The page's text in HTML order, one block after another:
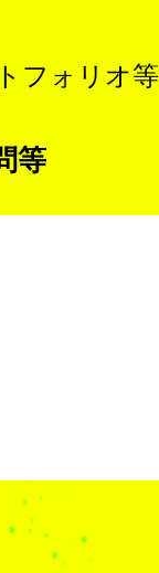
フォリオ等
等